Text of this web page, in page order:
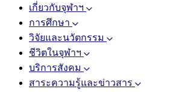
เกี่ยวกับจุฬาฯ
การศึกษา
วิจัยและนวัตกรรม
ชีวิตในจุฬาฯ
บริการสังคม
สาระความรู้และข่าวสาร